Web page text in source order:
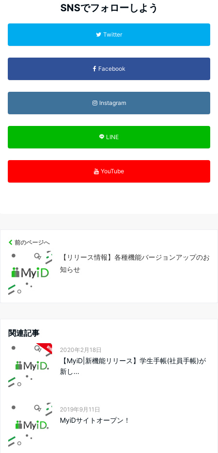
SNSでフォローしよう
Twitter
Facebook
Instagram
LINE
YouTube
前のページへ
【リリース情報】各種機能バージョンアップのお
知らせ
関連記事
2020年2月18日
【MyiD|新機能リリース】学生手帳(社員手帳)が
新し...
2019年9月11日
MyiDサイトオープン！